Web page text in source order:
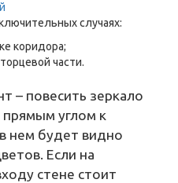
случаях:
коридора;
части.
– повесить зеркало
углом к
нем будет видно
Если на
стене стоит